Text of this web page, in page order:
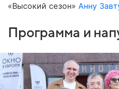
«Высокий сезон» Анну
Программа и